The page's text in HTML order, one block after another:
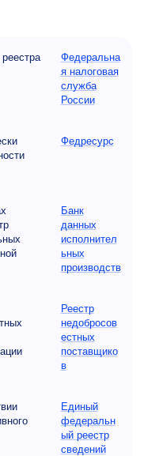
Федеральна
я налоговая
служба
России
Федресурс
Банк
данных
исполнител
ьных
производств
Реестр
недобросов
естных
поставщико
в
Единый
федеральн
ый реестр
сведений